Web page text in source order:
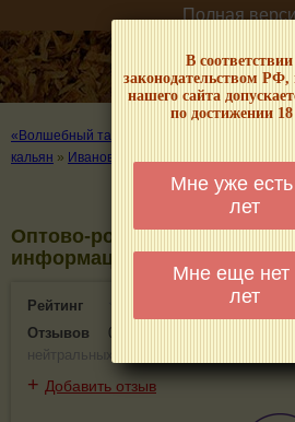
В соответствии
законодательством РФ,
нашего сайта
по достижении 18
Мне уже
лет
Мне еще нет
лет
Полная
«Волшебный табачок» – о табаке и курении
кальян » Иваново Оптово-розничная
Оптово-розничная
информация и отзывы.
Рейтинг
0(0)
Отзывов
0
нейтральных
+ Добавить отзыв